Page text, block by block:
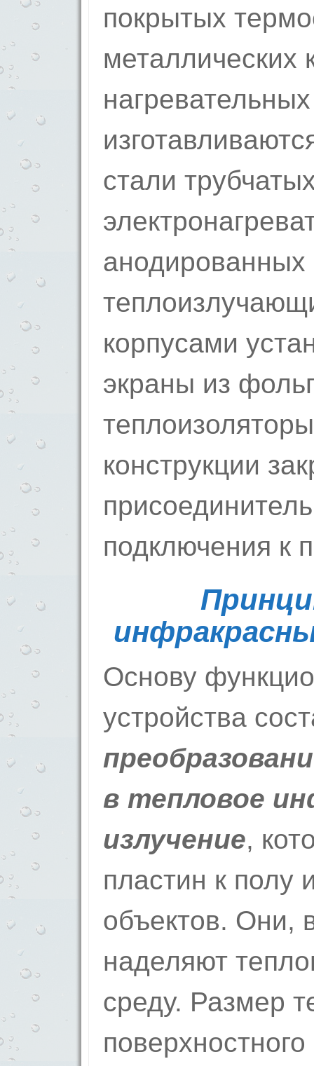
покрытых
металлических
стали
корпусами
экраны из
конструкции
подключения к
Основу
устройства
в тепловое
излучение,
пластин к
объектов. Они,
наделяют
среду. Размер